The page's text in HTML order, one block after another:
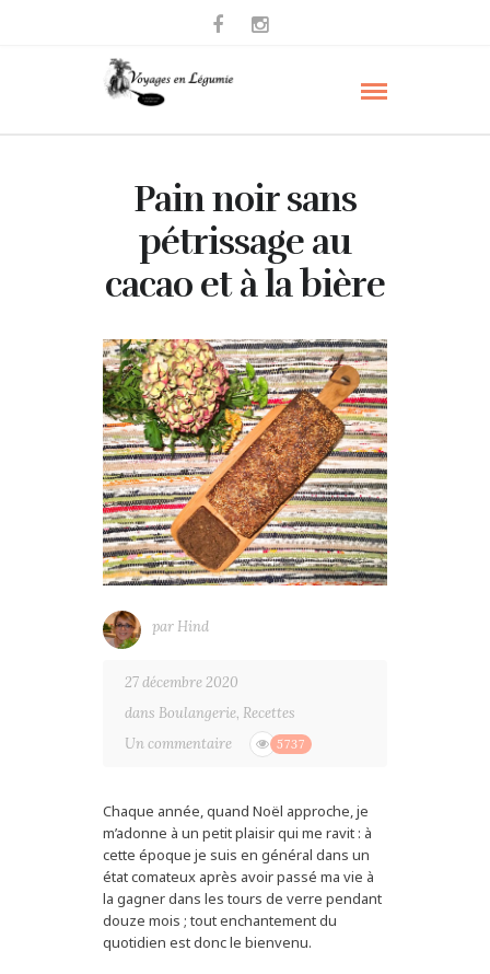
Pain noir sans
pétrissage au
cacao et à la bière
par Hind
27 décembre 2020
dans Boulangerie, Recettes
Un commentaire
5737
Chaque année, quand Noël approche, je
m’adonne à un petit plaisir qui me ravit : à
cette époque je suis en général dans un
état comateux après avoir passé ma vie à
la gagner dans les tours de verre pendant
douze mois ; tout enchantement du
quotidien est donc le bienvenu.